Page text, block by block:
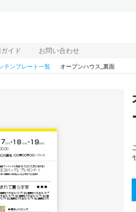
イド お問い合わせ
テンプレート一覧 オープンハウス_裏面